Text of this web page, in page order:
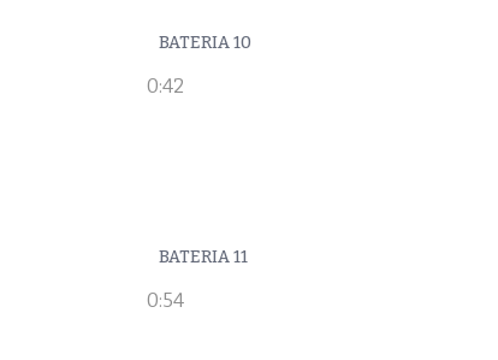
BATERIA 10
0:42
BATERIA 11
0:54